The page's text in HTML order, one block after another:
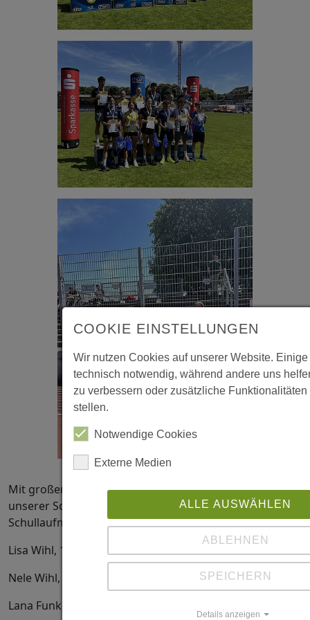
Mit großem Erfolg nahmen folgende Schülerinnen
unserer Schule an den gestrigen
Schullaufmeisterschaften teil.
Lisa Wihl, 10a
Nele Wihl, 7c
Lana Funk, 9c
COOKIE EINSTELLUNGEN
Wir nutzen Cookies auf unserer Website.
technisch notwendig, während andere uns
zu verbessern oder zusätzliche
stellen.
Notwendige Cookies
Externe Medien
ALLE AUSWÄHLEN
ABLEHNEN
SPEICHERN
Details anzeigen